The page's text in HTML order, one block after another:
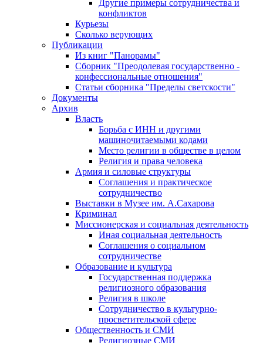
Другие примеры сотрудничества и
конфликтов
Курьезы
Сколько верующих
Публикации
Из книг "Панорамы"
Сборник "Преодолевая государственно -
конфессиональные отношения"
Статьи сборника "Пределы светскости"
Документы
Архив
Власть
Борьба с ИНН и другими
машиночитаемыми кодами
Место религии в обществе в целом
Религия и права человека
Армия и силовые структуры
Соглашения и практическое
сотрудничество
Выставки в Музее им. А.Сахарова
Криминал
Миссионерская и социальная деятельность
Иная социальная деятельность
Соглашения о социальном
сотрудничестве
Образование и культура
Государственная поддержка
религиозного образования
Религия в школе
Сотрудничество в культурно-
просветительской сфере
Общественность и СМИ
Религиозные СМИ